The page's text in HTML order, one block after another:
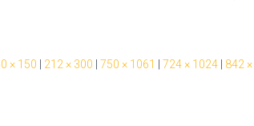
× 150 212 × 300 750 × 1061 724 × 1024 842 ×